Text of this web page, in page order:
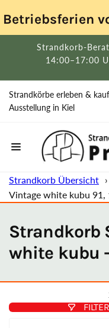
zum
Inhalt
Betriebsferien
Strandkorb-
14:00–17:00
Strandkörbe erleben &
Ausstellung in Kiel
Strandkorb Übersicht ›
Vintage white kubu 91,
Strandkorb
white kubu